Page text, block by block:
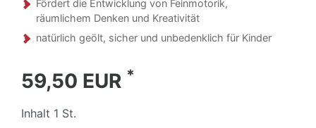
Fördert die Entwicklung von Feinmotorik,
räumlichem Denken und Kreativität
natürlich geölt, sicher und unbedenklich für Kinder
59,50 EUR *
Inhalt 1 St.